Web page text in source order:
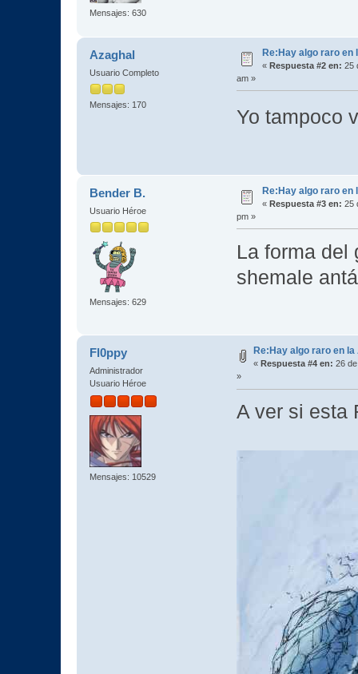
Mensajes: 630
Azaghal
Usuario Completo
Mensajes: 170
Re:Hay algo raro en
« Respuesta #2 en: 25
am »
Yo tampoco
Bender B.
Usuario Héroe
Mensajes: 629
Re:Hay algo raro en
« Respuesta #3 en: 25
pm »
La forma del
shemale
Fl0ppy
Administrador
Usuario Héroe
Mensajes: 10529
Re:Hay algo raro en
« Respuesta #4 en: 26
»
A ver si esta